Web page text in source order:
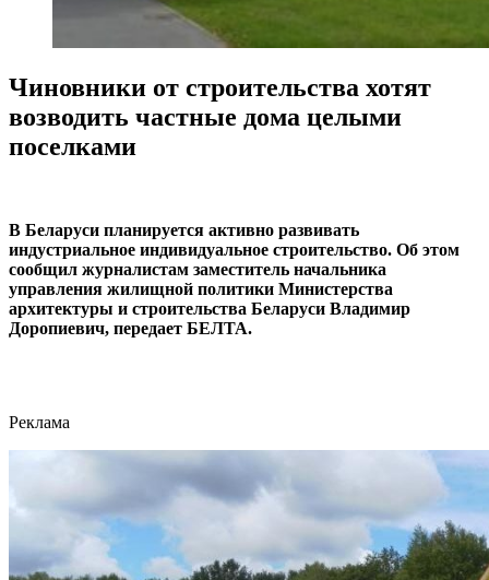
Чиновники от строительства хотят
возводить частные дома целыми
поселками
В Беларуси планируется активно развивать
индустриальное индивидуальное строительство. Об этом
сообщил журналистам заместитель начальника
управления жилищной политики Министерства
архитектуры и строительства Беларуси Владимир
Доропиевич, передает БЕЛТА.
Реклама